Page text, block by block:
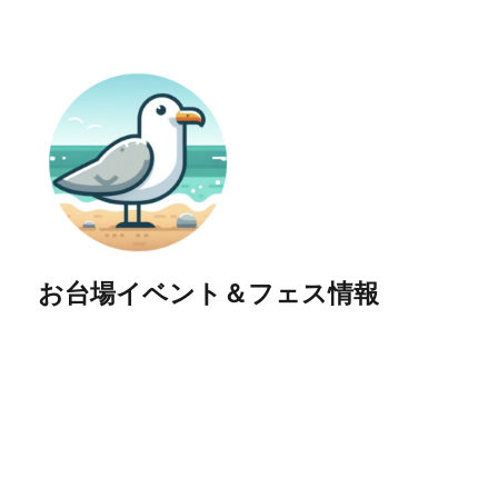
お台場イベント＆フェス情報